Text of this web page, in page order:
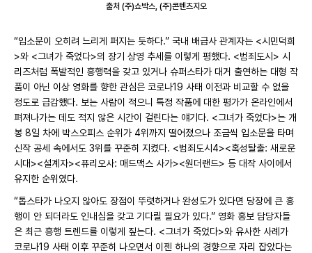
출처 (주)쇼박스, (주)콘텐츠지오
“입소문이 오히려 느리게 퍼지는 듯하다.” 국내 배급사 관계자는 <시민덕희
>와 <그녀가 죽었다>의 장기 상영 추세를 이렇게 평했다. <범죄도시> 시
리즈처럼 폭발적인 흥행력을 갖고 있거나 슈퍼스타가 대거 출연하는 대형 작
품이 아닌 이상 영화를 향한 관심은 코로나19 사태 이전과 비교할 수 없을
정도로 급감했다. 보는 사람이 적으니 특정 작품에 대한 평가가 온라인에서
펴져나가는 데도 적지 않은 시간이 걸린다는 얘기다. <그녀가 죽었다>는 개
봉 8일 차에 박스오피스 순위가 4위까지 떨어졌으나 조금씩 입소문을 타며
신작 공세 속에서도 3위를 꾸준히 지켰다. <범죄도시4><혹성탈출: 새로운
시대><설계자><퓨리오사: 매드맥스 사가><원더랜드> 등 대작 사이에서
유지한 순위였다.
“톱스타가 나오지 않아도 장점이 뚜렷하거나 완성도가 있다면 당장에 큰 흥
행이 안 되더라도 인내심을 갖고 기다릴 필요가 있다.” 영화 홍보 담당자들
은 최근 흥행 트렌드를 이렇게 짚는다. <그녀가 죽었다>와 유사한 사례가
코로나19 사태 이후 꾸준히 나오면서 이젠 하나의 경향으로 자리 잡았다는